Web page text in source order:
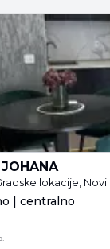
lokacije, Novi
| centralno